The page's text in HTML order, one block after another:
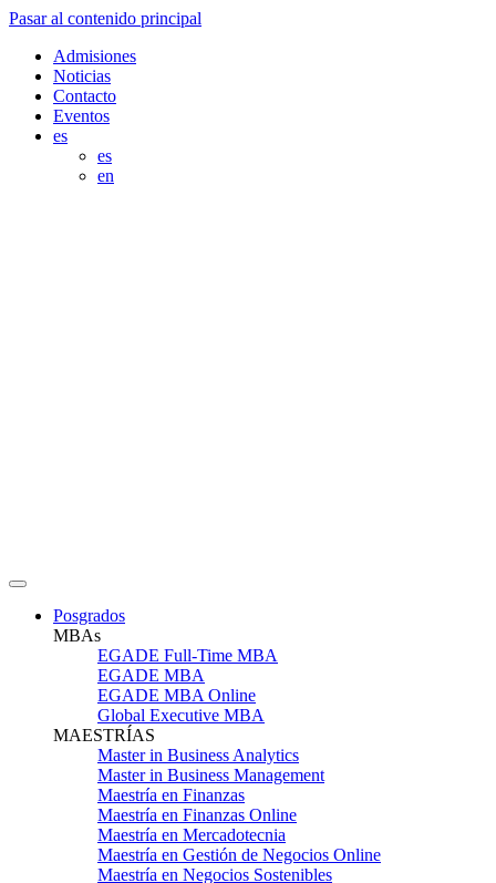
Pasar al contenido principal
Admisiones
Noticias
Contacto
Eventos
es
es
en
Posgrados
MBAs
EGADE Full-Time MBA
EGADE MBA
EGADE MBA Online
Global Executive MBA
MAESTRÍAS
Master in Business Analytics
Master in Business Management
Maestría en Finanzas
Maestría en Finanzas Online
Maestría en Mercadotecnia
Maestría en Gestión de Negocios Online
Maestría en Negocios Sostenibles